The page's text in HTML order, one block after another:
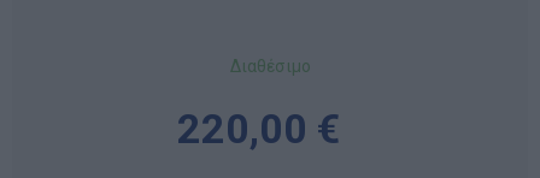
Διαθέσιμο
220,00 €